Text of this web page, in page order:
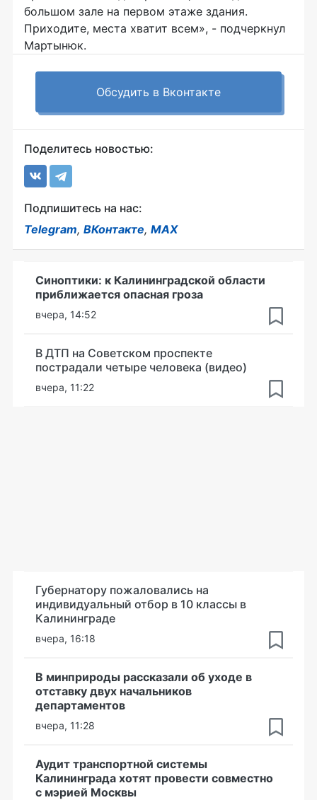
большом зале на первом этаже здания.
Приходите, места хватит всем», - подчеркнул
Мартынюк.
Обсудить в Вконтакте
Поделитесь новостью:
Подпишитесь на нас:
Telegram, ВКонтакте, MAX
Синоптики: к Калининградской области
приближается опасная гроза
вчера, 14:52
В ДТП на Советском проспекте
пострадали четыре человека (видео)
вчера, 11:22
Губернатору пожаловались на
индивидуальный отбор в 10 классы в
Калининграде
вчера, 16:18
В минприроды рассказали об уходе в
отставку двух начальников
департаментов
вчера, 11:28
Аудит транспортной системы
Калининграда хотят провести совместно
с мэрией Москвы